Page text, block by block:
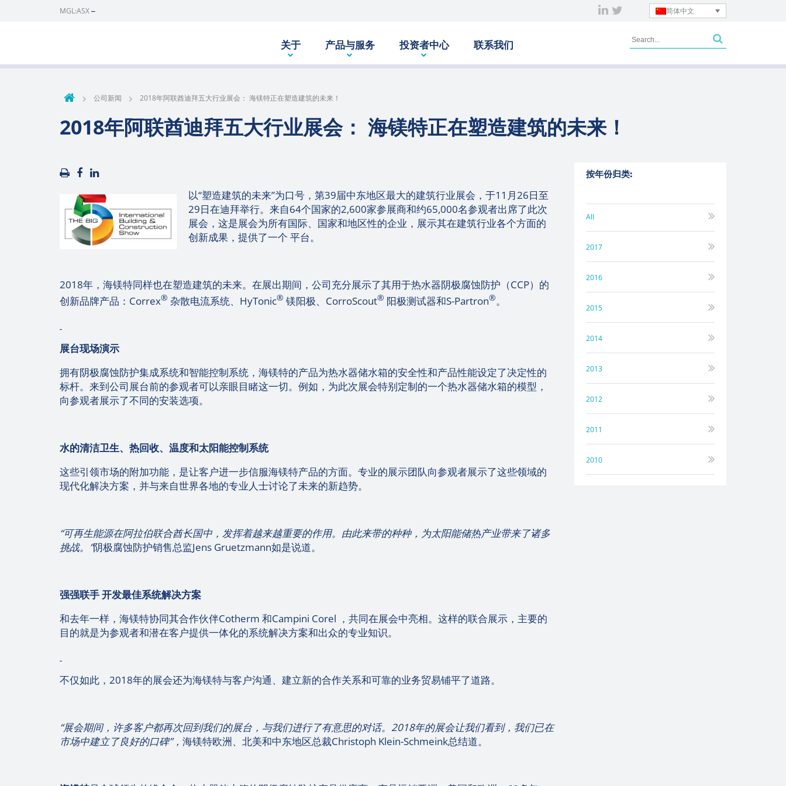
简体中文
MGL:ASX
关于 产品与服务 投资者中心 联系我们
公司新闻 2018年阿联酋迪拜五大行业展会： 海镁特正在塑造建筑的未来！
2018年阿联酋迪拜五大行业展会： 海镁特正在塑造建筑的未来！
以“塑造建筑的未来”为口号，第39届中东地区最大的建筑行业展会，于11月26日至
29日在迪拜举行。来自64个国家的2,600家参展商和约65,000名参观者出席了此次
展会，这是展会为所有国际、国家和地区性的企业，展示其在建筑行业各个方面的
创新成果，提供了一个 平台。
2018年，海镁特同样也在塑造建筑的未来。在展出期间，公司充分展示了其用于热水器阴极腐蚀防护（CCP）的
创新品牌产品：Correx® 杂散电流系统、HyTonic® 镁阳极、CorroScout® 阳极测试器和S-Partron®。
展台现场演示
拥有阴极腐蚀防护集成系统和智能控制系统，海镁特的产品为热水器储水箱的安全性和产品性能设定了决定性的
标杆。来到公司展台前的参观者可以亲眼目睹这一切。例如，为此次展会特别定制的一个热水器储水箱的模型，
向参观者展示了不同的安装选项。
水的清洁卫生、热回收、温度和太阳能控制系统
这些引领市场的附加功能，是让客户进一步信服海镁特产品的方面。专业的展示团队向参观者展示了这些领域的
现代化解决方案，并与来自世界各地的专业人士讨论了未来的新趋势。
“可再生能源在阿拉伯联合酋长国中，发挥着越来越重要的作用。由此来带的种种，为太阳能储热产业带来了诸多
挑战。”阴极腐蚀防护销售总监Jens Gruetzmann如是说道。
强强联手开发最佳系统解决方案
和去年一样，海镁特协同其合作伙伴Cotherm 和Campini Corel ，共同在展会中亮相。这样的联合展示，主要的
目的就是为参观者和潜在客户提供一体化的系统解决方案和出众的专业知识。
不仅如此，2018年的展会还为海镁特与客户沟通、建立新的合作关系和可靠的业务贸易铺平了道路。
“展会期间，许多客户都再次回到我们的展台，与我们进行了有意思的对话。 2018年的展会让我们看到，我们已在
市场中建立了良好的口碑”， 海镁特欧洲、北美和中东地区总裁Christoph Klein-Schmeink总结道。
按年份归类:
All
2017
2016
2015
2014
2013
2012
2011
2010